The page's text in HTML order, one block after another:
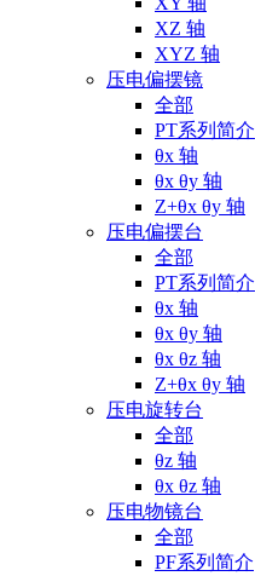
XZ 轴
XYZ 轴
压电偏摆镜
全部
PT系列简介
θx 轴
θx θy 轴
Z+θx θy 轴
压电偏摆台
全部
PT系列简介
θx 轴
θx θy 轴
θx θz 轴
Z+θx θy 轴
压电旋转台
全部
θz 轴
θx θz 轴
压电物镜台
全部
PF系列简介